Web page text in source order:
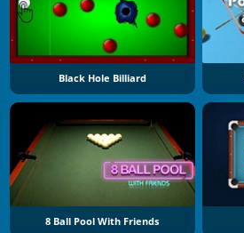
Black Hole Billiard
8 Ball Pool With Friends